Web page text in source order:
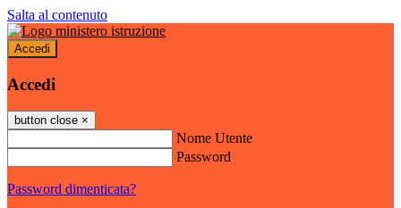
Salta al contenuto
Accedi
Accedi
button close ×
Nome Utente
Password
Password dimenticata?